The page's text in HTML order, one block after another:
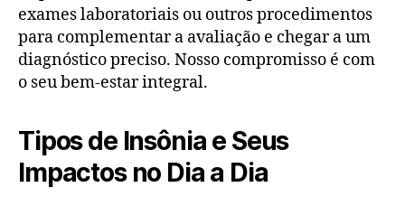
exames laboratoriais ou outros procedimentos
para complementar a avaliação e chegar a um
diagnóstico preciso. Nosso compromisso é com
o seu bem-estar integral.
Tipos de Insônia e Seus
Impactos no Dia a Dia